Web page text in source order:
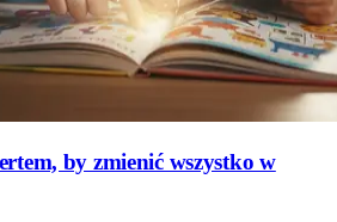
by zmienić wszystko w